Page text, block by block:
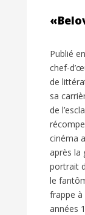
Publié
chef-
de
sa
de
cinéma
après la
portrait
le
frappe à
années